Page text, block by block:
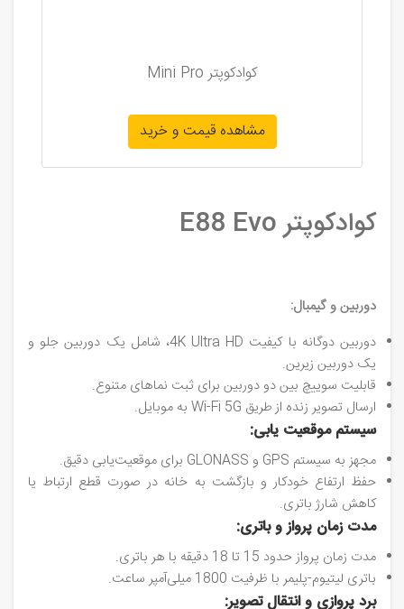
کوادکوپتر Mini Pro
مشاهده قیمت و خرید
کوادکوپتر E88 Evo
دوربین و گیمبال:
دوربین دوگانه با کیفیت 4K Ultra HD، شامل یک دوربین جلو و
یک دوربین زیرین.
قابلیت سوییچ بین دو دوربین برای ثبت نماهای متنوع.
ارسال تصویر زنده از طریق Wi-Fi 5G به موبایل.
سیستم موقعیت‌ یابی:
مجهز به سیستم GPS و GLONASS برای موقعیت‌یابی دقیق.
حفظ ارتفاع خودکار و بازگشت به خانه در صورت قطع ارتباط یا
کاهش شارژ باتری.
مدت زمان پرواز و باتری:
مدت زمان پرواز حدود 15 تا 18 دقیقه با هر باتری.
باتری لیتیوم-پلیمر با ظرفیت 1800 میلی‌آمپر ساعت.
برد پروازی و انتقال تصویر: